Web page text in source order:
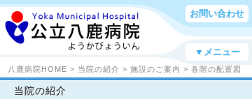
お問い合わせ
▼メニュー
八鹿病院HOME > 当院の紹介 > 施設のご案内 > 各階の配置図
当院の紹介